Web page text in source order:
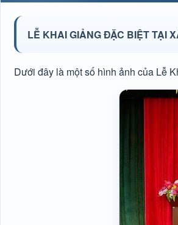
LỄ KHAI GIẢNG ĐẶC BIỆT TẠI
Dưới đây là một số hình ảnh của Lễ